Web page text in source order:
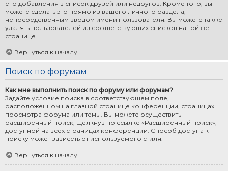
его добавления в список друзей или недругов. Кроме того, вы
можете сделать это прямо из вашего личного раздела,
непосредственным вводом имени пользователя. Вы можете также
удалять пользователей из соответствующих списков на той же
странице.
Вернуться к началу
Поиск по форумам
Как мне выполнить поиск по форуму или форумам?
Задайте условие поиска в соответствующем поле,
расположенном на главной странице конференции, страницах
просмотра форума или темы. Вы можете осуществить
расширенный поиск, щёлкнув по ссылке «Расширенный поиск»,
доступной на всех страницах конференции. Способ доступа к
поиску может зависеть от используемого стиля.
Вернуться к началу